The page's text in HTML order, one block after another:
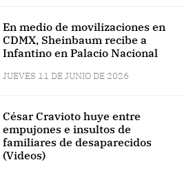
En medio de movilizaciones en
CDMX, Sheinbaum recibe a
Infantino en Palacio Nacional
JUEVES 11 DE JUNIO DE 2026
César Cravioto huye entre
empujones e insultos de
familiares de desaparecidos
(Videos)